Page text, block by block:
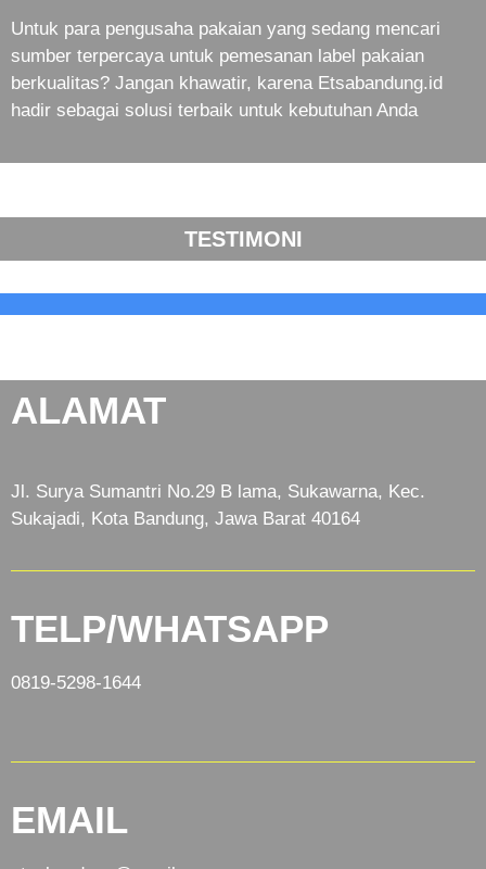
Untuk para pengusaha pakaian yang sedang mencari
sumber terpercaya untuk pemesanan label pakaian
berkualitas? Jangan khawatir, karena Etsabandung.id
hadir sebagai solusi terbaik untuk kebutuhan Anda
TESTIMONI
ALAMAT
Jl. Surya Sumantri No.29 B lama, Sukawarna, Kec.
Sukajadi, Kota Bandung, Jawa Barat 40164
TELP/WHATSAPP
0819-5298-1644
EMAIL